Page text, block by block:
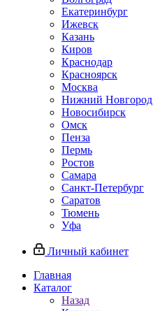
Екатеринбург
Ижевск
Казань
Киров
Краснодар
Красноярск
Москва
Нижний Новгород
Новосибирск
Омск
Пенза
Пермь
Ростов
Самара
Санкт-Петербург
Саратов
Тюмень
Уфа
Личный кабинет
Главная
Каталог
Назад